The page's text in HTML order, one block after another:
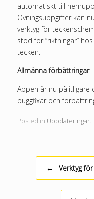
automatiskt till
Övningsuppgifter kan
verktyg för
stöd för ”riktningar”
tecken.
Allmänna förbättringar
Appen är nu pålitligare
buggfixar och
Posted in Uppdateringar
Post navigation
← Verktyg